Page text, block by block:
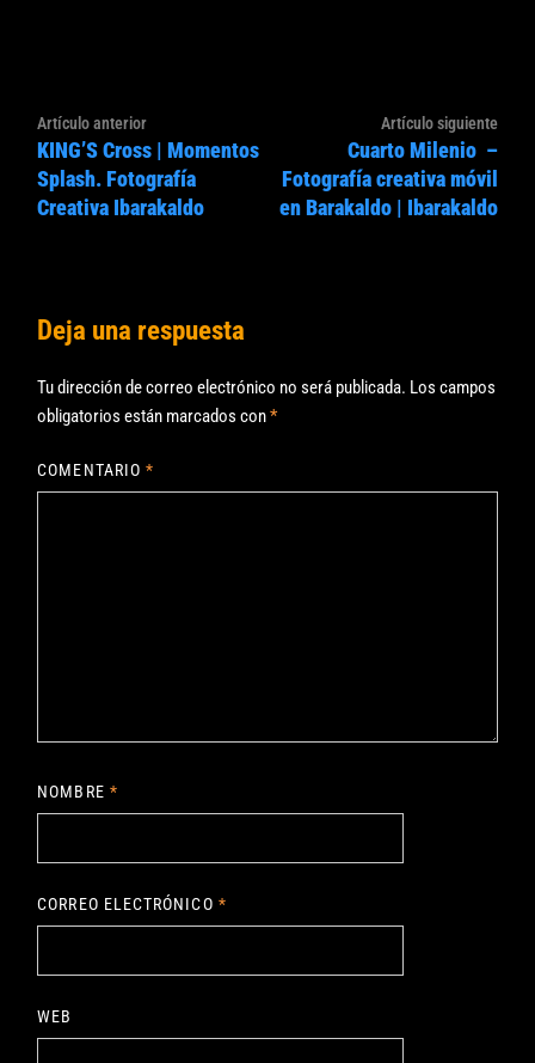
Navegación
de
entradas
Artículo anteriorArtículo
anterior:
KING’S Cross | Momentos
Splash. Fotografía
Creativa Ibarakaldo
Artículo siguiente
Cuarto Milenio –
Fotografía creativa móvil
en Barakaldo | Ibarakaldo
Deja una respuesta
Tu dirección de correo electrónico no será publicada. Los campos
obligatorios están marcados con*
COMENTARIO*
NOMBRE *
CORREO ELECTRÓNICO *
WEB